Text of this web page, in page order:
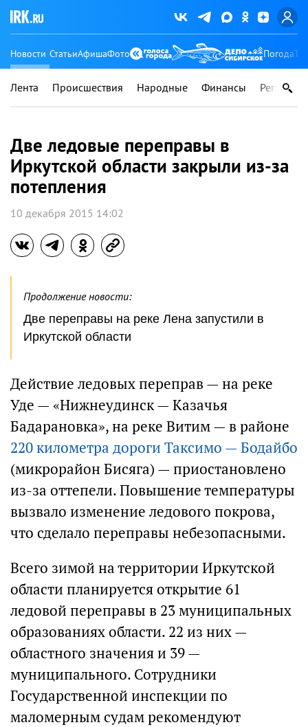
Новости СтатьиАфишаФото Погода
Лента Происшествия Народные Финансы Регионы
Две ледовые переправы в
Иркутской области закрыли из-за
потепления
10 декабря 2015 14:02
Продолжение новости:
Две переправы на реке Лена запустили в
Иркутской области
Действие ледовых переправ — на реке
Уде — «Нижнеудинск — Казачья
Бадарановка», на реке Витим — в районе
220 километра дороги Таксимо — Бодайбо
(микрорайон Бисяга) — приостановлено
из-за оттепели. Повышение температуры
вызвало изменение ледового покрова,
что сделало переправы небезопасными.
Всего зимой на территории Иркутской
области планируется открытие 61
ледовой переправы в 23 муниципальных
образованиях области. 22 из них —
областного значения и 39 —
муниципального. Сотрудники
Государственной инспекции по
маломерным судам рекомендуют